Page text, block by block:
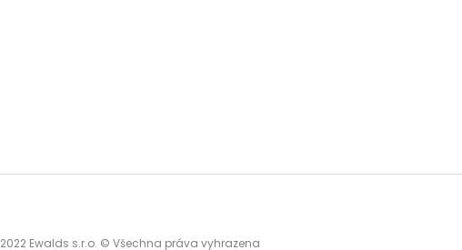
2022 Ewalds s.r.o. © Všechna práva vyhrazena